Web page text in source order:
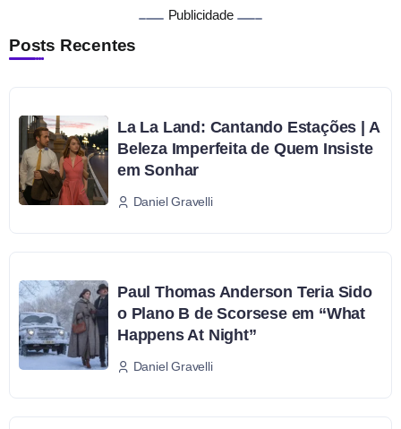
Publicidade
Posts Recentes
La La Land: Cantando Estações | A
Beleza Imperfeita de Quem Insiste
em Sonhar
Daniel Gravelli
Paul Thomas Anderson Teria Sido
o Plano B de Scorsese em “What
Happens At Night”
Daniel Gravelli